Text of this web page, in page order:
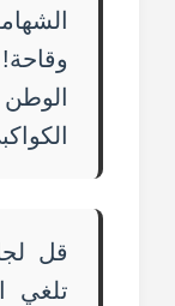
قل
تلغي